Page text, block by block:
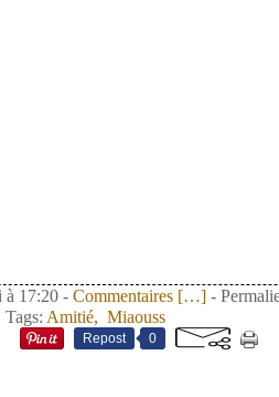
à 17:20 - Commentaires […]-
Tags: Amitié, Miaouss
Repost 0